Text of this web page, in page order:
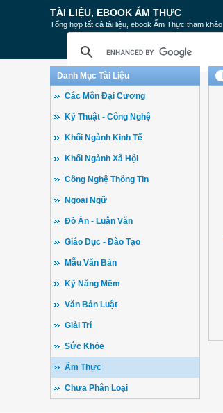
TÀI LIỆU, EBOOK ẨM THỰC
Tổng hợp tất cả tài liệu, ebook Ẩm Thực tham khảo
Danh Mục Tài Liệu
Các Môn Đại Cương
Kỹ Thuật - Công Nghệ
Khối Ngành Kinh Tế
Khối Ngành Xã Hội
Công Nghệ Thông Tin
Ngoại Ngữ
Đồ Án - Luận Văn
Giáo Dục - Đào Tạo
Mẫu Văn Bản
Kỹ Năng Mềm
Văn Bản Luật
Giải Trí
Sức Khỏe
Ẩm Thực
Chưa Phân Loại